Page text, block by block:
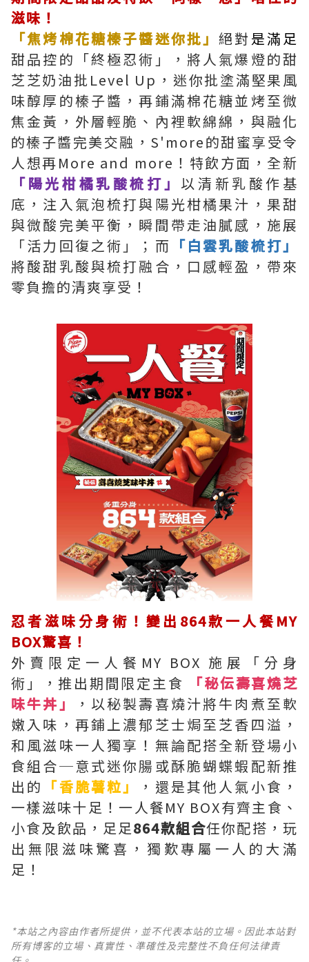
滋味！
「焦烤棉花糖榛子醬迷你批」絕對 是滿足
甜品控的「終極忍術」，將人氣爆燈的甜
芝芝奶油批Level Up，迷你批塗滿堅果風
味醇厚的榛子醬，再鋪滿棉花糖並烤至微
焦金黃，外層輕脆、內裡軟綿綿，與融化
的榛子醬完美交融，S'more的甜蜜享受令
人想再More and more！特飲方面，全新
「陽光柑橘乳酸梳打」 以清新乳酸作基
底，注入氣泡梳打與陽光柑橘果汁，果甜
與微酸完美平衡，瞬間帶走油膩感，施展
「活力回復之術」；而 「白雲乳酸梳打」
將酸甜乳酸與梳打融合，口感輕盈，帶來
零負擔的清爽享受！
忍者滋味分身術！變出864款一人餐MY
BOX驚喜！
外賣限定一人餐MY BOX 施展「分身
術」，推出期間限定主食
「秘伝壽喜燒芝
味牛丼」
，以秘製壽喜燒汁將牛肉煮至軟
嫩入味，再鋪上濃郁芝士焗至芝香四溢，
和風滋味一人獨享！無論配搭全新登場小
食組合─意式迷你腸或酥脆蝴蝶蝦配新推
出的 「香脆薯粒」
，還是其他人氣小食，
一樣滋味十足！一人餐MY BOX有齊主食、
小食及飲品，足足864款組合任你配搭，玩
出無限滋味驚喜，獨歎專屬一人的大滿
足！
*本站之內容由作者所提供，並不代表本站的立場。因此本站對
所有博客的立場、真實性、準確性及完整性不負任何法律責